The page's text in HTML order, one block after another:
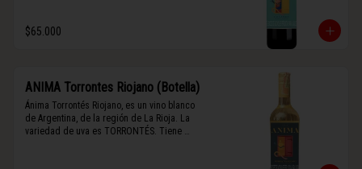
por barrica por 3 meses.
$65.000
ANIMA Torrontes Riojano (Botella)
Ánima Torrontés Riojano, es un vino blanco
de Argentina, de la región de La Rioja. La
variedad de uva es TORRONTÉS. Tiene